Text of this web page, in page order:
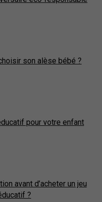
son alèse bébé ?
pour votre enfant
avant d’acheter un jeu
?